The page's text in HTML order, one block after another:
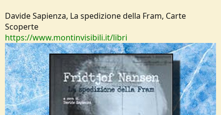
Davide Sapienza, La spedizione della Fram, Carte
Scoperte
https://www.montinvisibili.it/libri